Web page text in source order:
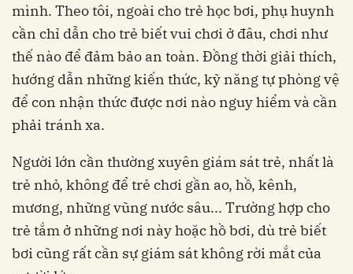
mình. Theo tôi, ngoài cho trẻ học bơi, phụ huynh
cần chỉ dẫn cho trẻ biết vui chơi ở đâu, chơi như
thế nào để đảm bảo an toàn. Đồng thời giải thích,
hướng dẫn những kiến thức, kỹ năng tự phòng vệ
để con nhận thức được nơi nào nguy hiểm và cần
phải tránh xa.
Người lớn cần thường xuyên giám sát trẻ, nhất là
trẻ nhỏ, không để trẻ chơi gần ao, hồ, kênh,
mương, những vũng nước sâu... Trường hợp cho
trẻ tắm ở những nơi này hoặc hồ bơi, dù trẻ biết
bơi cũng rất cần sự giám sát không rời mắt của